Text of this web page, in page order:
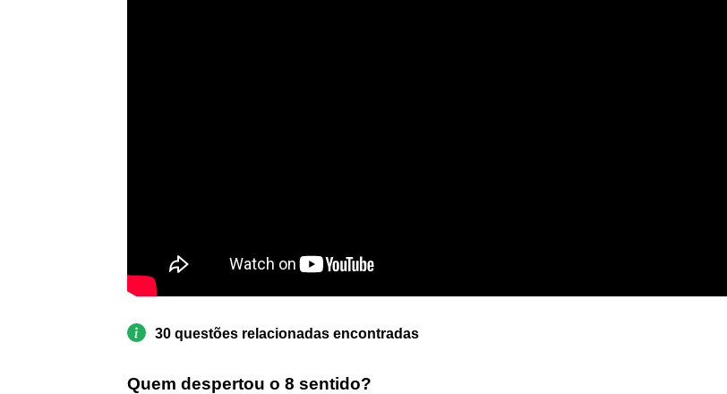
30 questões relacionadas encontradas
Quem despertou o 8 sentido?